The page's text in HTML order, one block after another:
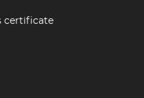
certificate